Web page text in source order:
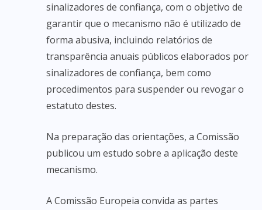
sinalizadores de confiança, com o objetivo de
garantir que o mecanismo não é utilizado de
forma abusiva, incluindo relatórios de
transparência anuais públicos elaborados por
sinalizadores de confiança, bem como
procedimentos para suspender ou revogar o
estatuto destes.
Na preparação das orientações, a Comissão
publicou um estudo sobre a aplicação deste
mecanismo.
A Comissão Europeia convida as partes